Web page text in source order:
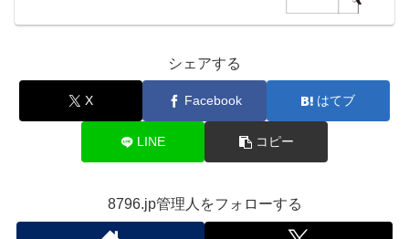
シェアする
X Facebook はてブ
LINE コピー
8796.jp管理人をフォローする